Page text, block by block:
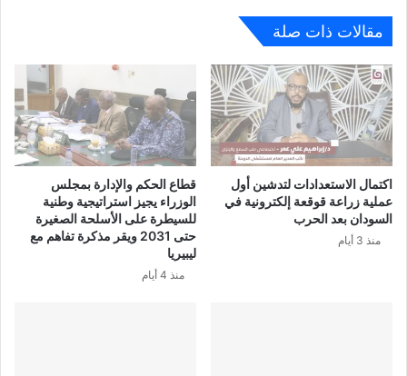
مقالات ذات صلة
اكتمال الاستعدادات لتدشين أول
عملية زراعة قوقعة إلكترونية في
السودان بعد الحرب
منذ 3 أيام
قطاع الحكم والإدارة بمجلس
الوزراء يجيز استراتيجية وطنية
للسيطرة على الأسلحة الصغيرة
حتى 2031 ويقر مذكرة تفاهم مع
ليبيريا
منذ 4 أيام